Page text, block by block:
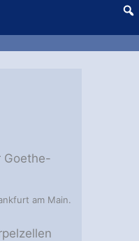
Goethe-
am Main.